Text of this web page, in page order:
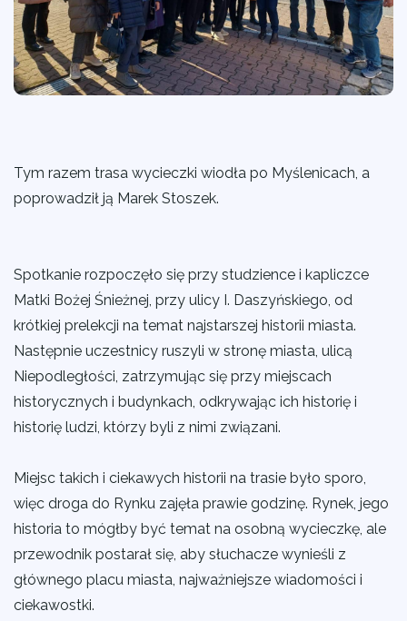
Tym razem trasa wycieczki wiodła po Myślenicach, a
poprowadził ją Marek Stoszek.
Spotkanie rozpoczęło się przy studzience i kapliczce
Matki Bożej Śnieżnej, przy ulicy I. Daszyńskiego, od
krótkiej prelekcji na temat najstarszej historii miasta.
Następnie uczestnicy ruszyli w stronę miasta, ulicą
Niepodległości, zatrzymując się przy miejscach
historycznych i budynkach, odkrywając ich historię i
historię ludzi, którzy byli z nimi związani.
Miejsc takich i ciekawych historii na trasie było sporo,
więc droga do Rynku zajęła prawie godzinę. Rynek, jego
historia to mógłby być temat na osobną wycieczkę, ale
przewodnik postarał się, aby słuchacze wynieśli z
głównego placu miasta, najważniejsze wiadomości i
ciekawostki.